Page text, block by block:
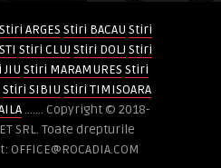
Stiri ARGES Stiri BACAU Stiri
Stiri CLUJ Stiri DOLJ Stiri
Stiri MARAMURES Stiri
Stiri SIBIU Stiri TIMISOARA
....... Copyright © 2018-
SRL. Toate drepturile